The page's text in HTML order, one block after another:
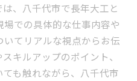
、八千代市で長年大工と
での具体的な仕事内容や
てリアルな視点からお伝
キルアップのポイント、
も触れながら、八千代市